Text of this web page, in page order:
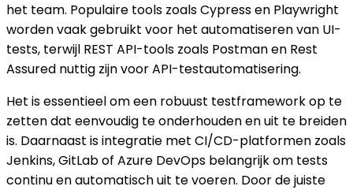
het team. Populaire tools zoals Cypress en Playwright
worden vaak gebruikt voor het automatiseren van UI-
tests, terwijl REST API-tools zoals Postman en Rest
Assured nuttig zijn voor API-testautomatisering.
Het is essentieel om een robuust testframework op te
zetten dat eenvoudig te onderhouden en uit te breiden
is. Daarnaast is integratie met CI/CD-platformen zoals
Jenkins, GitLab of Azure DevOps belangrijk om tests
continu en automatisch uit te voeren. Door de juiste